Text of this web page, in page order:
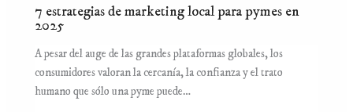
7 estrategias de marketing local para pymes en
2025
A pesar del auge de las grandes plataformas globales, los
consumidores valoran la cercanía, la confianza y el trato
humano que sólo una pyme puede…